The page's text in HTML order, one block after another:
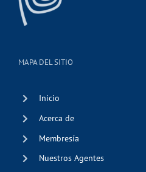
MAPA DEL SITIO
Inicio
Acerca de
Membresía
Nuestros Agentes